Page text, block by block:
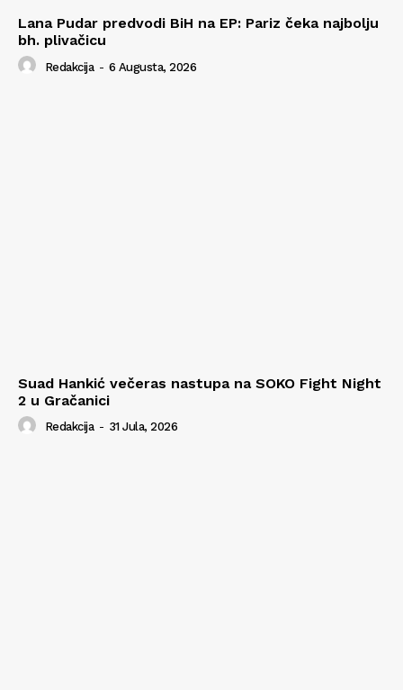
Lana Pudar predvodi BiH na EP: Pariz čeka najbolju
bh. plivačicu
Redakcija - 6 Augusta, 2026
Suad Hankić večeras nastupa na SOKO Fight Night
2 u Gračanici
Redakcija - 31 Jula, 2026